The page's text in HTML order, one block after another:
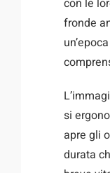
con le
fronde
si
apre gli
durata